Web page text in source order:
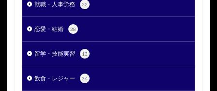
就職・人事労務 22
恋愛・結婚 38
留学・技能実習 13
飲食・レジャー 34